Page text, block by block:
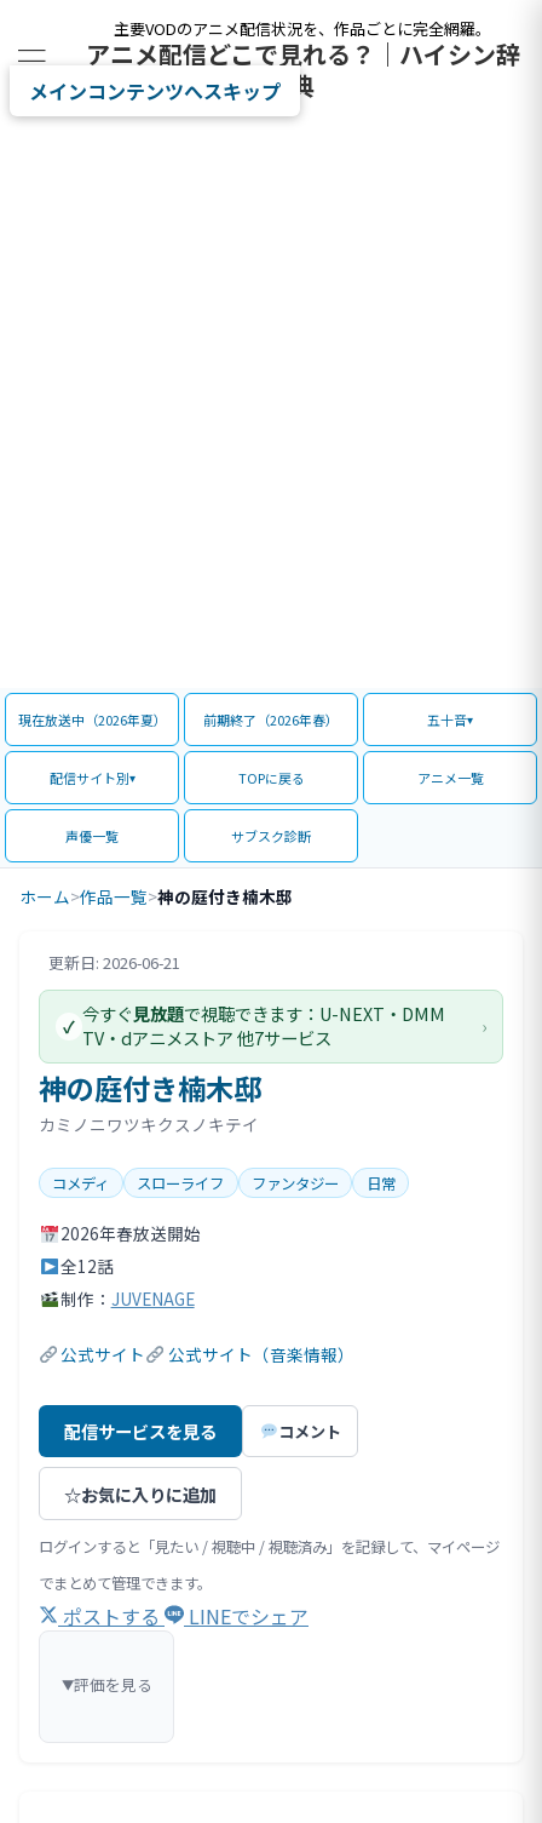
主要VODのアニメ配信状況を、作品ごとに完全網羅。
アニメ配信どこで見れる？｜ハイシン辞
典
メインコンテンツへスキップ
現在放送中（2026年夏） 前期終了（2026年春） 五十音
配信サイト別 TOPに戻る アニメ一覧
声優一覧 サブスク診断
ホーム>作品一覧>神の庭付き楠木邸
更新日: 2026-06-21
神の庭付き楠木邸
カミノニワツキクスノキテイ
コメディ スローライフ ファンタジー 日常
2026年春放送開始
全12話
制作： JUVENAGE
公式サイト 公式サイト（音楽情報）
✓ 今すぐ見放題で視聴できます：U-NEXT・DMM
TV・dアニメストア 他7サービス
›
配信サービスを見る コメント
☆お気に入りに追加
ログインすると「見たい / 視聴中 / 視聴済み」を記録して、マイページ
でまとめて管理できます。
ポストする LINEでシェア
評価情報
▼評価を見る